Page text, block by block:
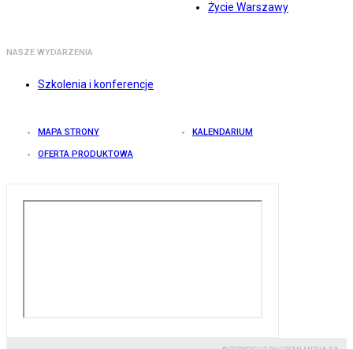
Życie Warszawy
NASZE WYDARZENIA
Szkolenia i konferencje
MAPA STRONY KALENDARIUM
OFERTA PRODUKTOWA